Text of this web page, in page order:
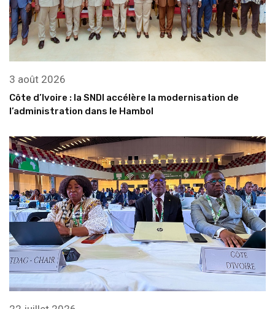
3 août 2026
Côte d’Ivoire : la SNDI accélère la modernisation de
l’administration dans le Hambol